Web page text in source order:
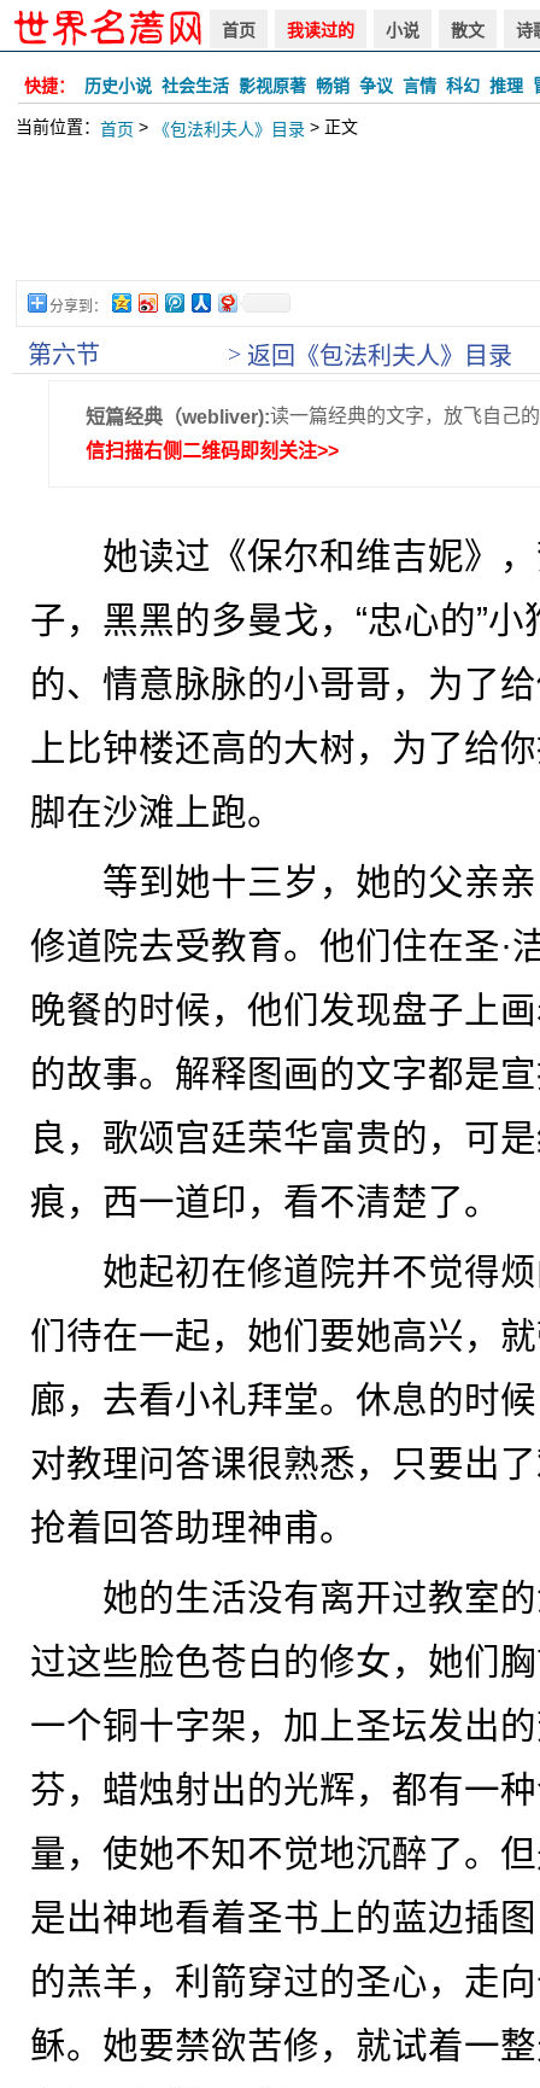
首页 我读过的 小说 散文 诗
快捷： 历史小说 社会生活 影视原著 畅销 争议 言情 科幻 推理
当前位置： 首页 > 《包法利夫人》目录 > 正文
分享到：
第六节 > 返回《包法利夫人》目录
短篇经典（webliver):读一篇经典的文字，放飞自己
信扫描右侧二维码即刻关注>>
她读过《保尔和维吉妮》，
子，黑黑的多曼戈，“忠心的”
的、情意脉脉的小哥哥，为了
上比钟楼还高的大树，为了给
脚在沙滩上跑。
等到她十三岁，她的父亲亲
修道院去受教育。他们住在圣·
晚餐的时候，他们发现盘子上
的故事。解释图画的文字都是
良，歌颂宫廷荣华富贵的，可
痕，西一道印，看不清楚了。
她起初在修道院并不觉得烦
们待在一起，她们要她高兴，
廊，去看小礼拜堂。休息的时
对教理问答课很熟悉，只要出
抢着回答助理神甫。
她的生活没有离开过教室的
过这些脸色苍白的修女，她们
一个铜十字架，加上圣坛发出
芬，蜡烛射出的光辉，都有一
量，使她不知不觉地沉醉了。
是出神地看着圣书上的蓝边插
的羔羊，利箭穿过的圣心，走
稣。她要禁欲苦修，就试着一